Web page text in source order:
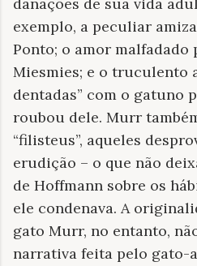
exemplo, a peculiar
Ponto; o amor malfadado
Miesmies; e o truculento
dentadas” com o gatuno
roubou dele. Murr
“filisteus”, aqueles
erudição – o que não
de Hoffmann sobre os
ele condenava. A
gato Murr, no entanto,
narrativa feita pelo gato-